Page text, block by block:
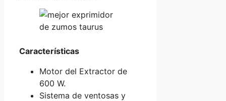
Características
Motor del Extractor de
600 W.
Sistema de ventosas y